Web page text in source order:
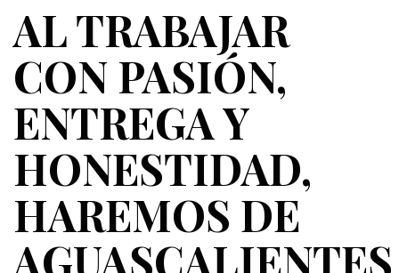
AL TRABAJAR
CON PASIÓN,
ENTREGA Y
HONESTIDAD,
HAREMOS DE
AGUASCALIENTES